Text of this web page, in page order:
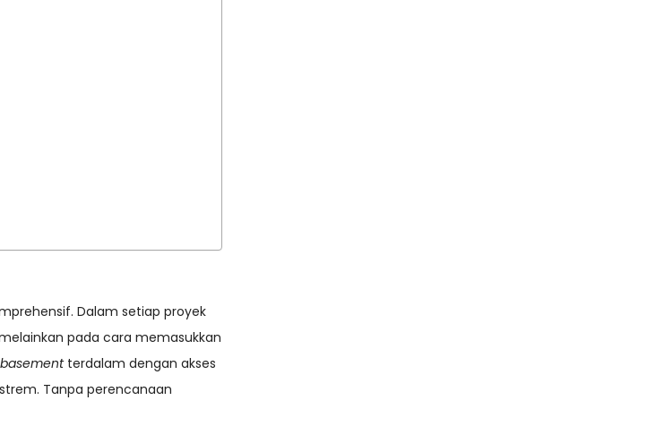
Dalam setiap proyek
pada cara memasukkan
basementterdalam dengan akses
Tanpa perencanaan